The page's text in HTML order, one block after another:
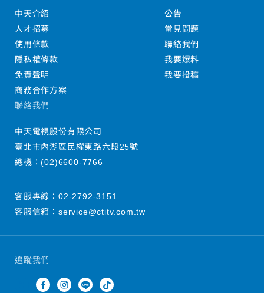
追蹤我們
中天介紹
人才招募
使用條款
隱私權條款
免責聲明
商務合作方案
公告
常見問題
聯絡我們
我要爆料
我要投稿
聯絡我們
中天電視股份有限公司
臺北市內湖區民權東路六段25號
總機：(02)6600-7766
客服專線： 02-2792-3151
客服信箱： service@ctitv.com.tw